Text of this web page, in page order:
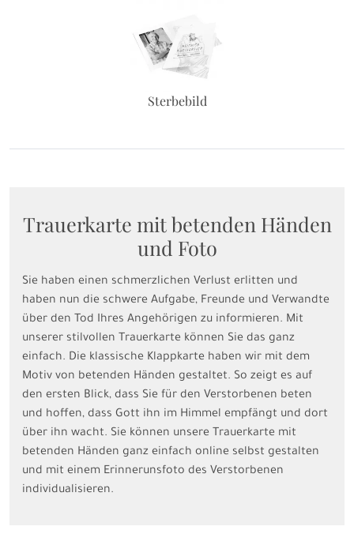
Sterbebild
Trauerkarte mit betenden Händen
und Foto
Sie haben einen schmerzlichen Verlust erlitten und
haben nun die schwere Aufgabe, Freunde und Verwandte
über den Tod Ihres Angehörigen zu informieren. Mit
unserer stilvollen Trauerkarte können Sie das ganz
einfach. Die klassische Klappkarte haben wir mit dem
Motiv von betenden Händen gestaltet. So zeigt es auf
den ersten Blick, dass Sie für den Verstorbenen beten
und hoffen, dass Gott ihn im Himmel empfängt und dort
über ihn wacht. Sie können unsere Trauerkarte mit
betenden Händen ganz einfach online selbst gestalten
und mit einem Erinnerunsfoto des Verstorbenen
individualisieren.